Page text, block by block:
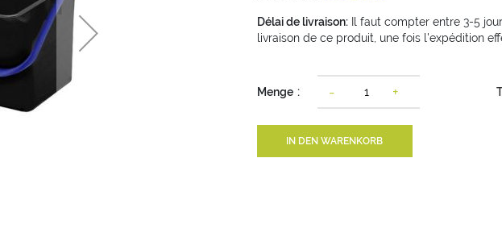
Délai de livraison:Il faut compter entre 3-5
livraison de ce produit, une fois l'expédition
Menge +
-
IN DEN WARENKORB